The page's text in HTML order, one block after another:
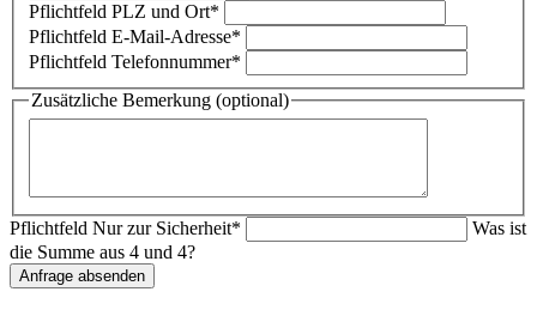
Pflichtfeld PLZ und Ort*
Pflichtfeld E-Mail-Adresse*
Pflichtfeld Telefonnummer*
Zusätzliche Bemerkung (optional)
Pflichtfeld Nur zur Sicherheit*
Was ist
die Summe aus 4 und 4?
Anfrage absenden